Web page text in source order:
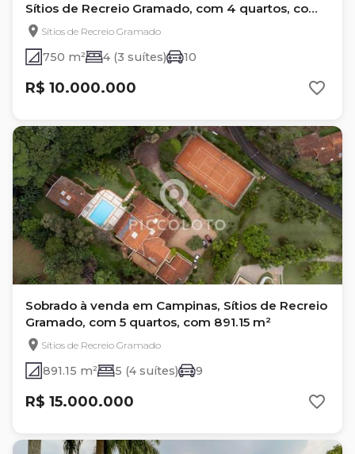
Sítios de Recreio Gramado, com 4 quartos, com
750 m²
Sítios de Recreio Gramado
750 m² 4 (3 suítes) 10
R$ 10.000.000
Sobrado à venda em Campinas, Sítios de Recreio
Gramado, com 5 quartos, com 891.15 m²
Sítios de Recreio Gramado
891.15 m² 5 (4 suítes) 9
R$ 15.000.000